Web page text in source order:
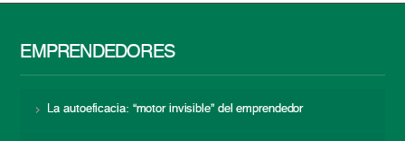
EMPRENDEDORES
La autoeficacia: “motor invisible” del emprendedor